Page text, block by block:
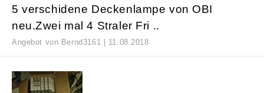
5 verschidene Deckenlampe von OBI
neu.Zwei mal 4 Straler Fri ..
Angebot von Bernd3161 | 11.08.2018